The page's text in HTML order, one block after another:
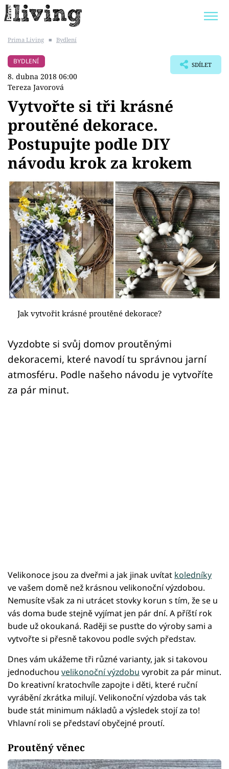
BYDLENÍ SLAVNÝCH
Témata
Bydlení
Zahrada
Design
Sledujte prima+
Přihlášení
Sledujte nás
Prima Living ■ Bydlení
BYDLENÍ
8. dubna 2018 06:00
Tereza Javorová
SDÍLET
Vytvořte si tři krásné
proutěné dekorace.
Postupujte podle DIY
návodu krok za krokem
Jak vytvořit krásné proutěné dekorace?
Vyzdobte si svůj domov proutěnými
dekoracemi, které navodí tu správnou jarní
atmosféru. Podle našeho návodu je vytvoříte
za pár minut.
Velikonoce jsou za dveřmi a jak jinak uvítat koledníky
ve vašem domě než krásnou velikonoční výzdobou.
Nemusíte však za ni utrácet stovky korun s tím, že se u
vás doma bude stejně vyjímat jen pár dní. A příští rok
bude už okoukaná. Raději se pusťte do výroby sami a
vytvořte si přesně takovou podle svých představ.
Dnes vám ukážeme tři různé varianty, jak si takovou
jednoduchou velikonoční výzdobu vyrobit za pár minut.
Do kreativní kratochvíle zapojte i děti, které ruční
vyrábění zkrátka milují. Velikonoční výzdoba vás tak
bude stát minimum nákladů a výsledek stojí za to!
Vhlavní roli se představí obyčejné proutí.
Proutěný věnec